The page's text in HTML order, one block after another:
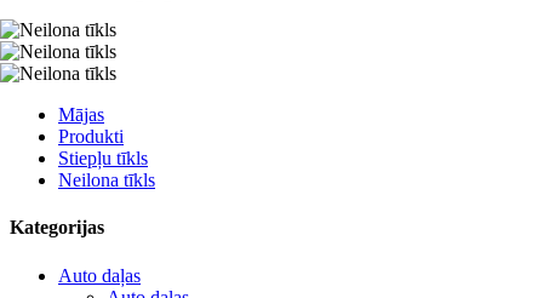
Mājas
Produkti
Stiepļu tīkls
Neilona tīkls
Kategorijas
Auto daļas